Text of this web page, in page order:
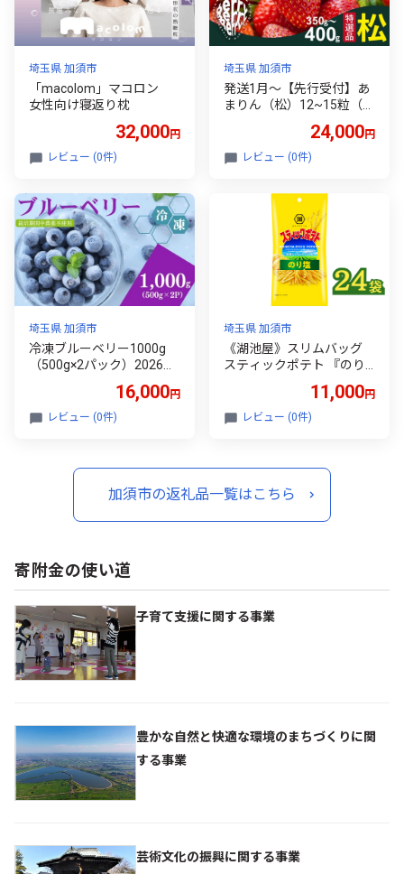
埼玉県 加須市
「macolom」マコロン
女性向け寝返り枕
32,000円
レビュー (0件)
埼玉県 加須市
発送1月～【先行受付】あ
まりん（松）12~15粒（3
50～400g）苺 いちご イチ
24,000円
レビュー (0件)
埼玉県 加須市
冷凍ブルーベリー1000g
（500g×2パック）2026年
シルクファーム産16,000円
レビュー (0件)
埼玉県 加須市
《湖池屋》スリムバッグ
スティックポテト 『のり
塩』３４ｇ×２４袋 【ポ
テトチップス】 ﾎﾟﾃﾁ スナ
ック菓子 のりしお のり塩
差し入れ 部活 持ち運び 便
利 おやつ おつまみ
11,000円
レビュー (0件)
加須市の返礼品一覧はこちら
寄附金の使い道
子育て支援に関する事業
豊かな自然と快適な環境のまちづくりに関
する事業
芸術文化の振興に関する事業